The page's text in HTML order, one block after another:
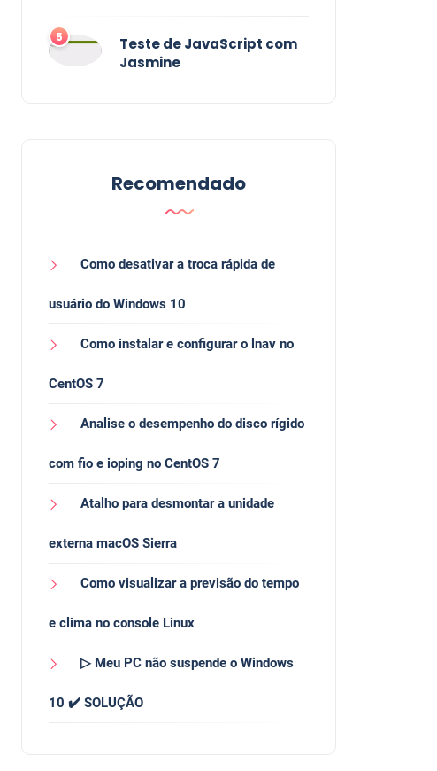
5
Teste de JavaScript com
Jasmine
Recomendado
Como desativar a troca rápida de
usuário do Windows 10
Como instalar e configurar o lnav no
CentOS 7
Analise o desempenho do disco rígido
com fio e ioping no CentOS 7
Atalho para desmontar a unidade
externa macOS Sierra
Como visualizar a previsão do tempo
e clima no console Linux
▷ Meu PC não suspende o Windows
10 ✔️ SOLUÇÃO